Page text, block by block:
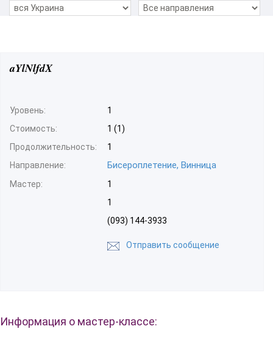
aYlNlfdX
Уровень:
1
Стоимость:
1 (1)
Продолжительность:
1
Направление:
Бисероплетение, Винница
Мастер:
1
1
(093) 144-3933
Отправить сообщение
Информация о мастер-классе: